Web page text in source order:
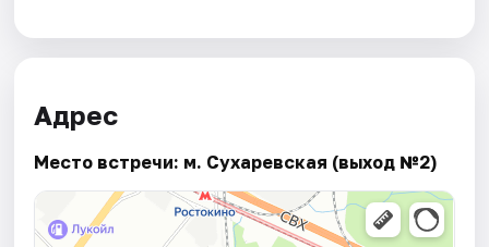
Адрес
Место встречи: м. Сухаревская (выход №2)